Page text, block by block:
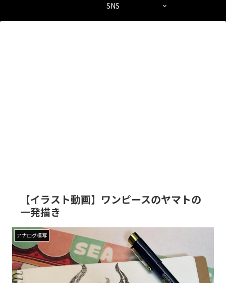
SNS
【イラスト動画】ワンピースのヤマトの
一発描き
アナログ模写